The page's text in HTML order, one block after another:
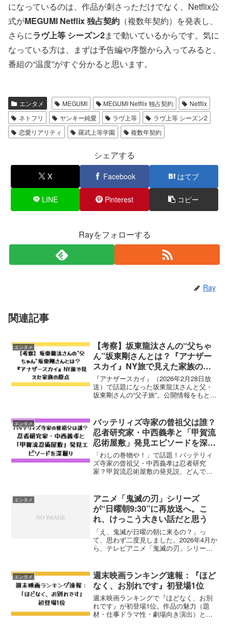
になっているのは、作品が刺さっただけでなく、Netflix公
式がMEGUMI Netflix 独占契約 （複数年契約）を発表し、
さらにラヴ上等 シーズン2まで動いているからです。気に
なっている方は、まずは予告編や序盤から入ってみると、
番組の“温度”がすぐ分かると思います。
エンタメ MEGUMI MEGUMI Netflix 独占契約
Netflix
ネトフリ
ヤンキー純愛 ラヴ上等
ラヴ上等 シーズン2
恋愛リアリティ
羅武上等学園 複数年契約
シェアする
X Facebook はてブ
LINE Pinterest コピー
Rayをフォローする
Ray
関連記事
エンタメ
【考察】坂東龍汰さんの“父ちゃ
ん”坂東剛さんとは？『アナザー
スカイ』NY旅で見えた家族の原
点
『アナザースカイ』（2026年2月28日放
送）で話題になった坂東龍汰さんと父・
坂東剛さんの“父子旅”。公開情報をもと
で考察します。
エンタメ
バッテリィズ寺家の曾祖父は誰？
忍者研究家・中西義孝と「甲賀流
忍術屋敷」発見エピソードを深掘
り
「わしの巻物や！」で話題！バッテリィ
ズ寺家の曾祖父・中西義孝は忍者研究
家？甲賀流忍術屋敷の発見説、どんでん
エンタメ
アニメ「鬼滅の刃」シリーズ
が“日曜朝9:30”に再放送へ。こ
れ、けっこう大きい話だと思う
「え、鬼滅が日曜の朝に来るの？」っ
て、思わず二度見しました。2026年4月か
ら、テレビアニメ「鬼滅の刃」シリーズ
て、見方がガラッと変わるニュースだと
思うんです...
エンタメ
週末映画ランキング速報：『ほど
なく、お別れです』初登場1位
週末映画ランキングで『ほどなく、お別
れです』が初登場1位。作品の魅力（題
材・仕事ドラマ性・劇場向き演出）と、